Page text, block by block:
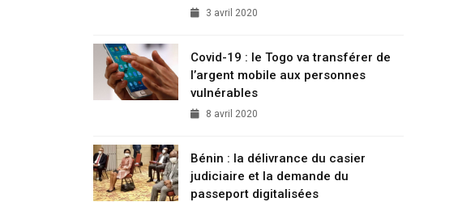
3 avril 2020
Covid-19 : le Togo va transférer de
l’argent mobile aux personnes
vulnérables
8 avril 2020
Bénin : la délivrance du casier
judiciaire et la demande du
passeport digitalisées